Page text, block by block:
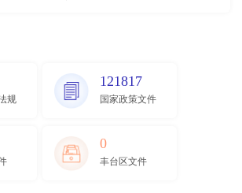
规
121817
国家政策文件
0
丰台区文件